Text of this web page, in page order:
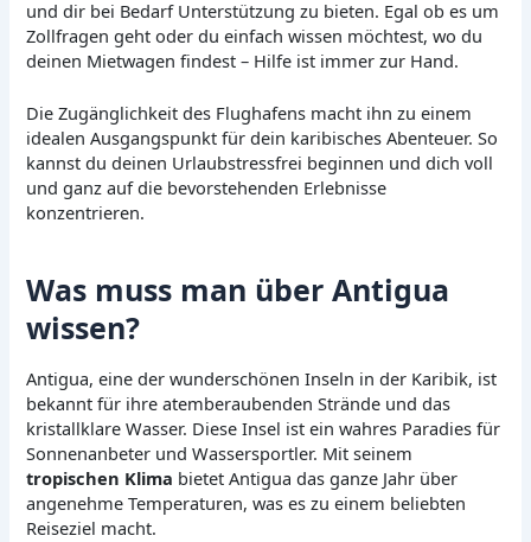
und dir bei Bedarf Unterstützung zu bieten. Egal ob es um
Zollfragen geht oder du einfach wissen möchtest, wo du
deinen Mietwagen findest – Hilfe ist immer zur Hand.
Die Zugänglichkeit des Flughafens macht ihn zu einem
idealen Ausgangspunkt für dein karibisches Abenteuer. So
kannst du deinen Urlaubstressfrei beginnen und dich voll
und ganz auf die bevorstehenden Erlebnisse
konzentrieren.
Was muss man über Antigua
wissen?
Antigua, eine der wunderschönen Inseln in der Karibik, ist
bekannt für ihre atemberaubenden Strände und das
kristallklare Wasser. Diese Insel ist ein wahres Paradies für
Sonnenanbeter und Wassersportler. Mit seinem
tropischen Klima bietet Antigua das ganze Jahr über
angenehme Temperaturen, was es zu einem beliebten
Reiseziel macht.